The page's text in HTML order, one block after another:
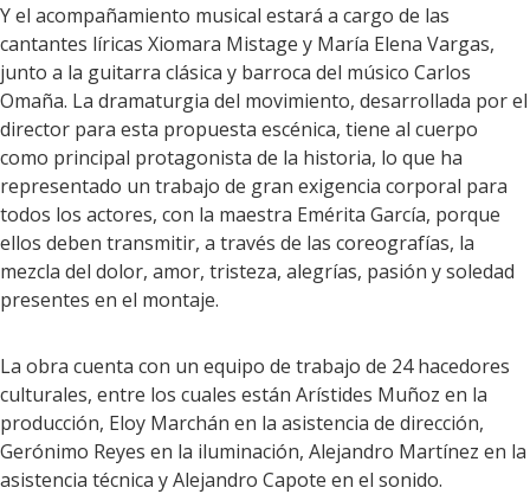
Y el acompañamiento musical estará a cargo de las
cantantes líricas Xiomara Mistage y María Elena Vargas,
junto a la guitarra clásica y barroca del músico Carlos
Omaña. La dramaturgia del movimiento, desarrollada por el
director para esta propuesta escénica, tiene al cuerpo
como principal protagonista de la historia, lo que ha
representado un trabajo de gran exigencia corporal para
todos los actores, con la maestra Emérita García, porque
ellos deben transmitir, a través de las coreografías, la
mezcla del dolor, amor, tristeza, alegrías, pasión y soledad
presentes en el montaje.
La obra cuenta con un equipo de trabajo de 24 hacedores
culturales, entre los cuales están Arístides Muñoz en la
producción, Eloy Marchán en la asistencia de dirección,
Gerónimo Reyes en la iluminación, Alejandro Martínez en la
asistencia técnica y Alejandro Capote en el sonido.